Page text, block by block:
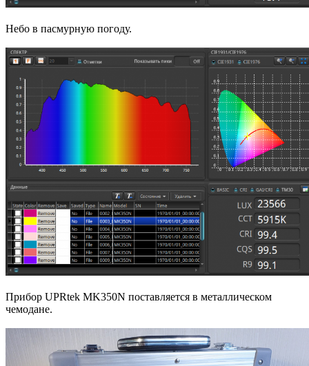
Небо в пасмурную погоду.
Прибор UPRtek MK350N поставляется в металлическом
чемодане.